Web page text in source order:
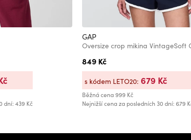
dní: 439 Kč
GAP
Oversize crop mikina VintageSoft
849 Kč
Běžná cena999 Kč
Nejnižší cena za posledních 30 dní: 679
s kódem LETO20: 679 Kč